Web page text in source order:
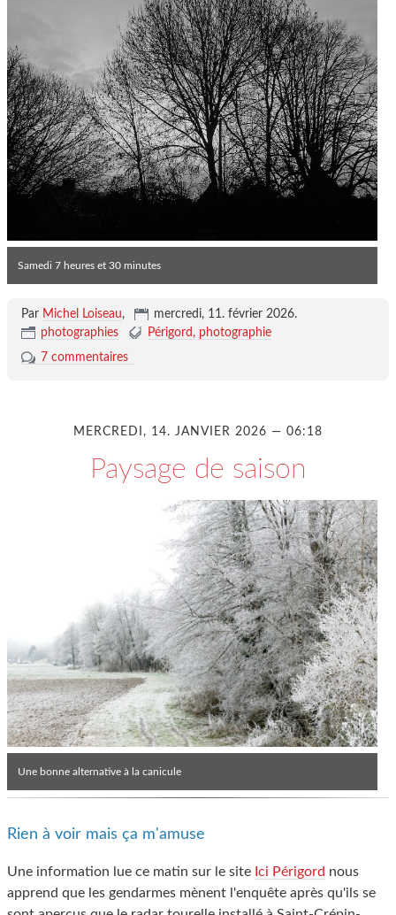
Samedi 7 heures et 30 minutes
Par Michel Loiseau, mercredi, 11. février 2026.
photographies
Périgord
photographie
7 commentaires
MERCREDI, 14. JANVIER 2026 — 06:18
Paysage de saison
Une bonne alternative à la canicule
Rien à voir mais ça m'amuse
Une information lue ce matin sur le site Ici Périgord nous
apprend que les gendarmes mènent l'enquête après qu'ils se